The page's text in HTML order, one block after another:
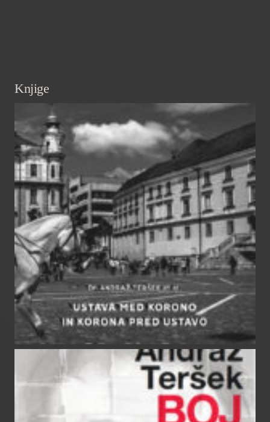
Knjige